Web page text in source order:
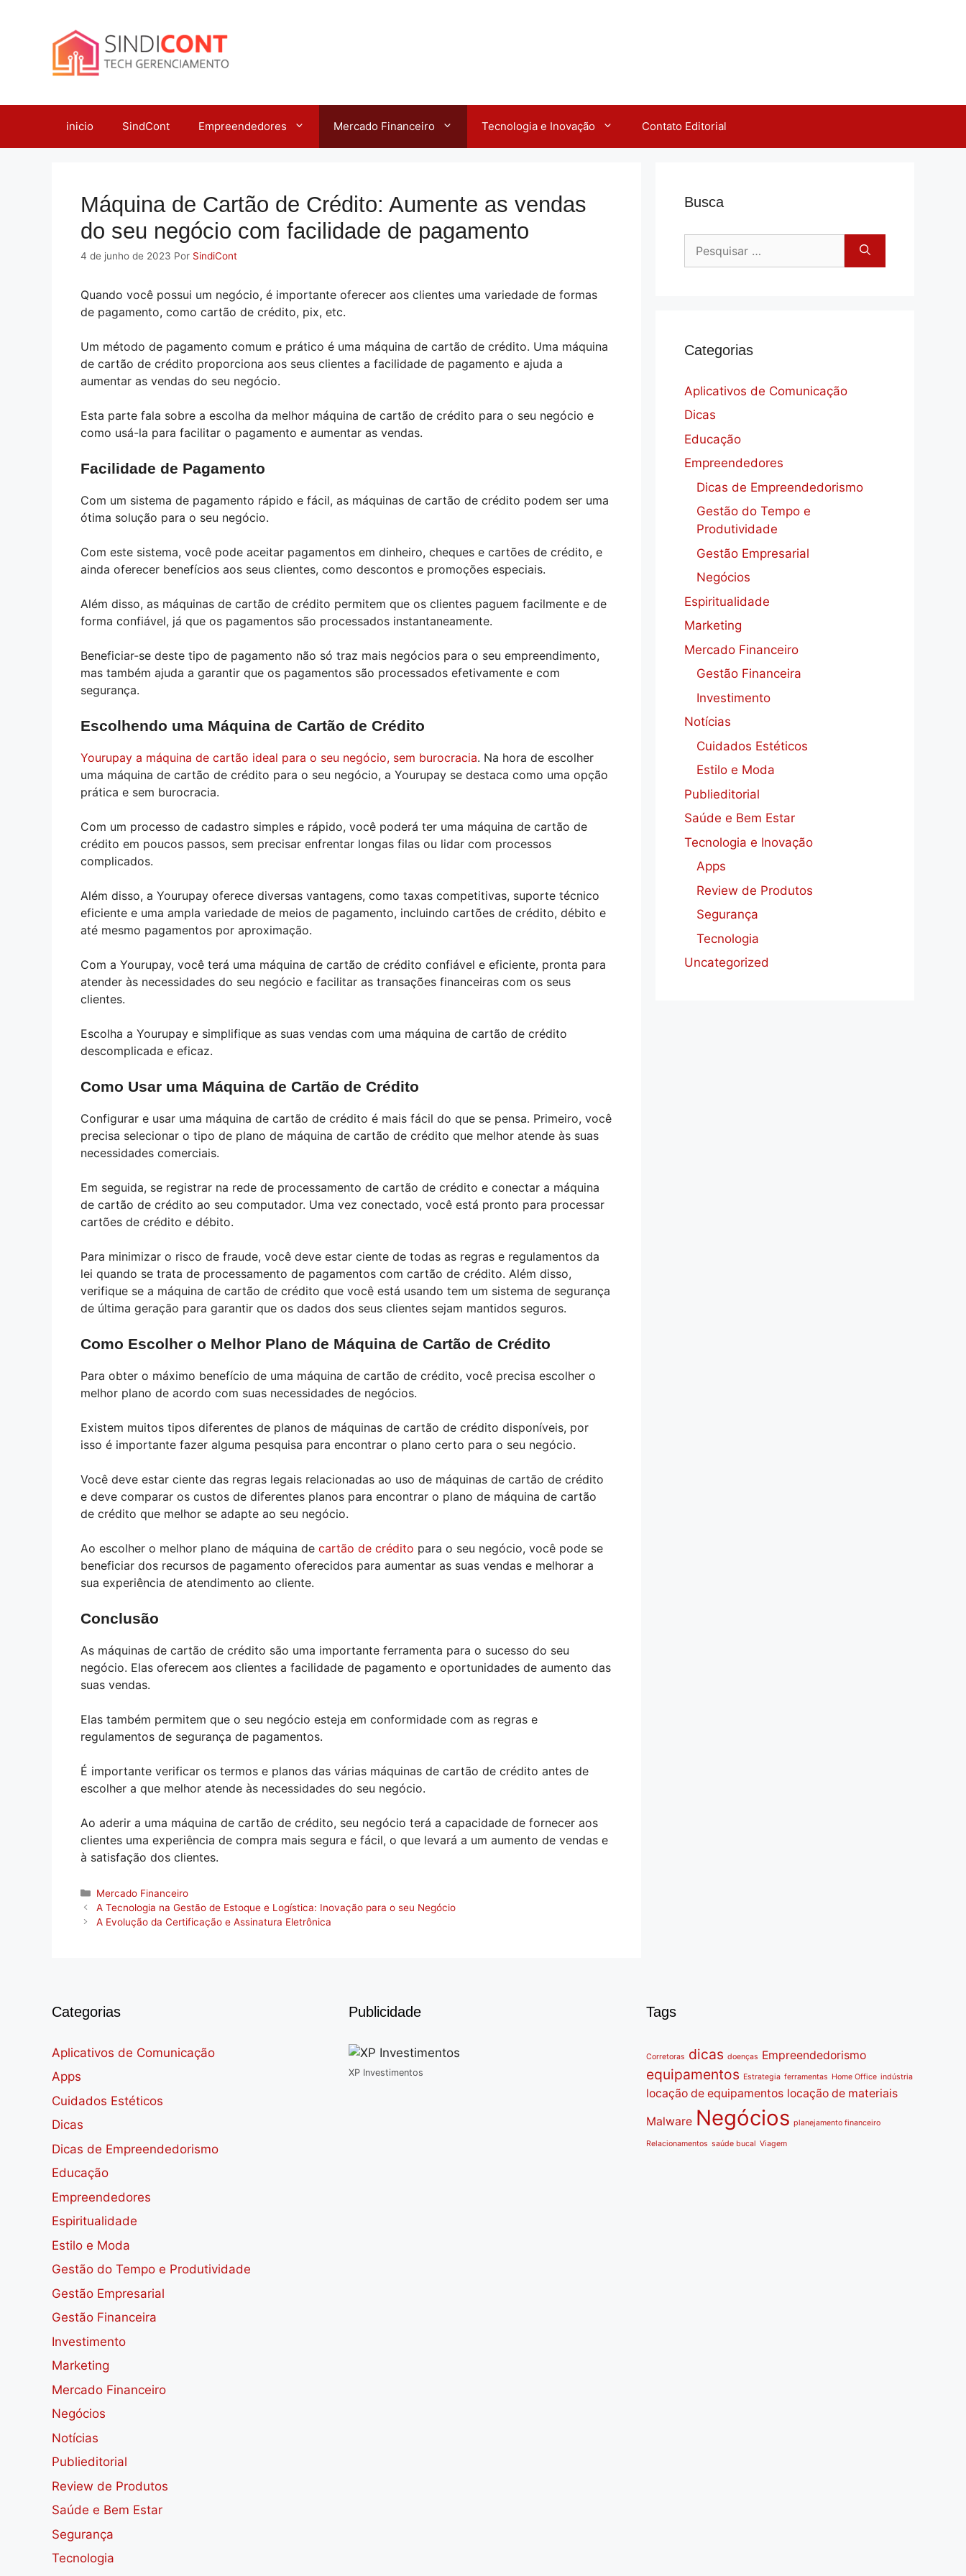
inicio SindCont Empreendedores Mercado Financeiro Tecnologia e Inovação Contato Editorial
Máquina de Cartão de Crédito: Aumente as vendas
do seu negócio com facilidade de pagamento
4 de junho de 2023 Por SindiCont
Quando você possui um negócio, é importante oferecer aos clientes uma variedade de formas
de pagamento, como cartão de crédito, pix, etc.
Um método de pagamento comum e prático é uma máquina de cartão de crédito. Uma máquina
de cartão de crédito proporciona aos seus clientes a facilidade de pagamento e ajuda a
aumentar as vendas do seu negócio.
Esta parte fala sobre a escolha da melhor máquina de cartão de crédito para o seu negócio e
como usá-la para facilitar o pagamento e aumentar as vendas.
Facilidade de Pagamento
Com um sistema de pagamento rápido e fácil, as máquinas de cartão de crédito podem ser uma
ótima solução para o seu negócio.
Com este sistema, você pode aceitar pagamentos em dinheiro, cheques e cartões de crédito, e
ainda oferecer benefícios aos seus clientes, como descontos e promoções especiais.
Além disso, as máquinas de cartão de crédito permitem que os clientes paguem facilmente e de
forma confiável, já que os pagamentos são processados instantaneamente.
Beneficiar-se deste tipo de pagamento não só traz mais negócios para o seu empreendimento,
mas também ajuda a garantir que os pagamentos são processados efetivamente e com
segurança.
Escolhendo uma Máquina de Cartão de Crédito
Yourupay a máquina de cartão ideal para o seu negócio, sem burocracia. Na hora de escolher
uma máquina de cartão de crédito para o seu negócio, a Yourupay se destaca como uma opção
prática e sem burocracia.
Com um processo de cadastro simples e rápido, você poderá ter uma máquina de cartão de
crédito em poucos passos, sem precisar enfrentar longas filas ou lidar com processos
complicados.
Além disso, a Yourupay oferece diversas vantagens, como taxas competitivas, suporte técnico
eficiente e uma ampla variedade de meios de pagamento, incluindo cartões de crédito, débito e
até mesmo pagamentos por aproximação.
Com a Yourupay, você terá uma máquina de cartão de crédito confiável e eficiente, pronta para
atender às necessidades do seu negócio e facilitar as transações financeiras com os seus
clientes.
Escolha a Yourupay e simplifique as suas vendas com uma máquina de cartão de crédito
descomplicada e eficaz.
Como Usar uma Máquina de Cartão de Crédito
Configurar e usar uma máquina de cartão de crédito é mais fácil do que se pensa. Primeiro, você
precisa selecionar o tipo de plano de máquina de cartão de crédito que melhor atende às suas
necessidades comerciais.
Em seguida, se registrar na rede de processamento de cartão de crédito e conectar a máquina
de cartão de crédito ao seu computador. Uma vez conectado, você está pronto para processar
cartões de crédito e débito.
Para minimizar o risco de fraude, você deve estar ciente de todas as regras e regulamentos da
lei quando se trata de processamento de pagamentos com cartão de crédito. Além disso,
verifique se a máquina de cartão de crédito que você está usando tem um sistema de segurança
de última geração para garantir que os dados dos seus clientes sejam mantidos seguros.
Como Escolher o Melhor Plano de Máquina de Cartão de Crédito
Para obter o máximo benefício de uma máquina de cartão de crédito, você precisa escolher o
melhor plano de acordo com suas necessidades de negócios.
Existem muitos tipos diferentes de planos de máquinas de cartão de crédito disponíveis, por
isso é importante fazer alguma pesquisa para encontrar o plano certo para o seu negócio.
Você deve estar ciente das regras legais relacionadas ao uso de máquinas de cartão de crédito
e deve comparar os custos de diferentes planos para encontrar o plano de máquina de cartão
de crédito que melhor se adapte ao seu negócio.
Ao escolher o melhor plano de máquina de cartão de crédito para o seu negócio, você pode se
beneficiar dos recursos de pagamento oferecidos para aumentar as suas vendas e melhorar a
sua experiência de atendimento ao cliente.
Conclusão
As máquinas de cartão de crédito são uma importante ferramenta para o sucesso do seu
negócio. Elas oferecem aos clientes a facilidade de pagamento e oportunidades de aumento das
suas vendas.
Elas também permitem que o seu negócio esteja em conformidade com as regras e
regulamentos de segurança de pagamentos.
É importante verificar os termos e planos das várias máquinas de cartão de crédito antes de
escolher a que melhor atende às necessidades do seu negócio.
Ao aderir a uma máquina de cartão de crédito, seu negócio terá a capacidade de fornecer aos
clientes uma experiência de compra mais segura e fácil, o que levará a um aumento de vendas e
à satisfação dos clientes.
Categorias
Mercado Financeiro
A Tecnologia na Gestão de Estoque e Logística: Inovação para o seu Negócio
A Evolução da Certificação e Assinatura Eletrônica
Busca
por:
Categorias
Aplicativos de Comunicação
Dicas
Educação
Empreendedores
Dicas de Empreendedorismo
Gestão do Tempo e
Produtividade
Gestão Empresarial
Negócios
Espiritualidade
Marketing
Mercado Financeiro
Gestão Financeira
Investimento
Notícias
Cuidados Estéticos
Estilo e Moda
Publieditorial
Saúde e Bem Estar
Tecnologia e Inovação
Apps
Review de Produtos
Segurança
Tecnologia
Uncategorized
Categorias
Aplicativos de Comunicação
Apps
Cuidados Estéticos
Dicas
Dicas de Empreendedorismo
Educação
Empreendedores
Espiritualidade
Estilo e Moda
Gestão do Tempo e Produtividade
Gestão Empresarial
Gestão Financeira
Investimento
Marketing
Mercado Financeiro
Negócios
Notícias
Publieditorial
Review de Produtos
Saúde e Bem Estar
Segurança
Tecnologia
Publicidade
XP Investimentos
Tags
Corretoras dicas doenças Empreendedorismo
equipamentos Estrategia ferramentas Home Office indústria
locação de equipamentos locação de materiais
Malware Negócios planejamento financeiro
Relacionamentos saúde bucal Viagem